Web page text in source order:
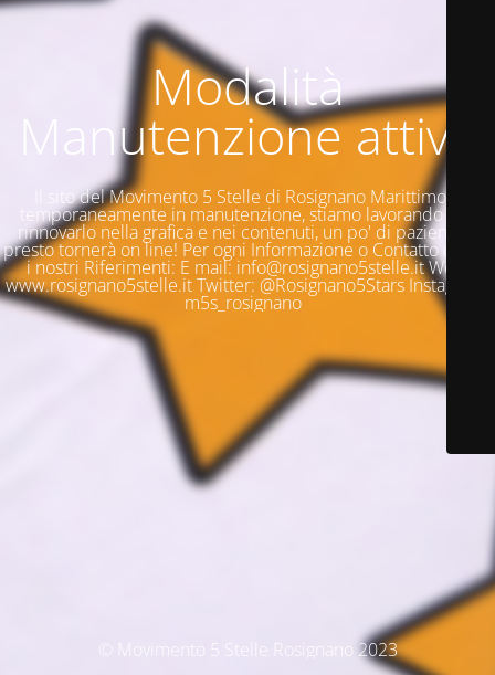
Modalità
Manutenzione attiva
Il sito del Movimento 5 Stelle di Rosignano Marittimo è
temporaneamente in manutenzione, stiamo lavorando per
rinnovarlo nella grafica e nei contenuti, un po' di pazienza e
presto tornerà on line! Per ogni Informazione o Contatto questi
i nostri Riferimenti: E mail: info@rosignano5stelle.it Web:
www.rosignano5stelle.it Twitter: @Rosignano5Stars Instagram:
m5s_rosignano
© Movimento 5 Stelle Rosignano 2023